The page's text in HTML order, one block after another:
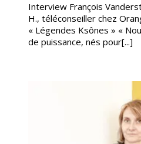
Interview François
H., téléconseiller chez
« Légendes Ksônes » «
de puissance, nés pour[...]